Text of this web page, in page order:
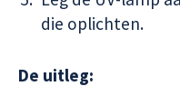
die oplichten.
De uitleg: